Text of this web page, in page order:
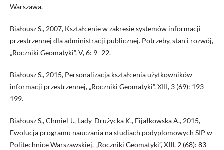
Warszawa.
Białousz S., 2007, Kształcenie w zakresie systemów informacji
przestrzennej dla administracji publicznej. Potrzeby, stan i rozwój,
„Roczniki Geomatyki”, V, 6: 9–22.
Białousz S., 2015, Personalizacja kształcenia użytkowników
informacji przestrzennej, „Roczniki Geomatyki”, XIII, 3 (69): 193–
199.
Białousz S., Chmiel J., Lady-Drużycka K., Fijałkowska A., 2015,
Ewolucja programu nauczania na studiach podyplomowych SIP w
Politechnice Warszawskiej, „Roczniki Geomatyki”, XIII, 2 (68): 83–